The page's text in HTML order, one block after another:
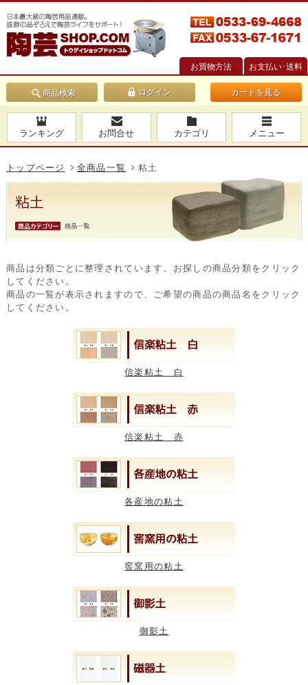
お買物方法 お支払い･送料
商品検索 カートを見る
ランキング お問合せ カテゴリ メニュー
トップページ 全商品一覧 粘土
商品は分類ごとに整理されています。お探しの商品分類をクリック
してください。
商品の一覧が表示されますので、ご希望の商品の商品名をクリック
してください。
信楽粘土 白
信楽粘土 赤
各産地の粘土
窖窯用の粘土
御影土